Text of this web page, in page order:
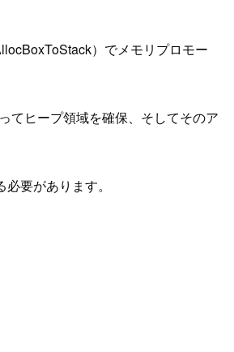
）でメモリプロモー
てヒープ領域を確保、そしてそのア
要があります。